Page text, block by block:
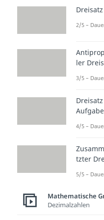
Dreisatz
2/5 –
ler
3/5 –
Dreisatz
4/5 –
tzter
5/5 –
Mathematische
Dezimalzahlen